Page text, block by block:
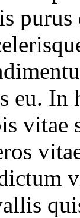
eu. In
vitae